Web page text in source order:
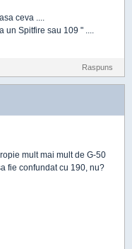
ceva ....
Spitfire sau 109 " ....
Raspuns
mult mai mult de G-50
fie confundat cu 190, nu?